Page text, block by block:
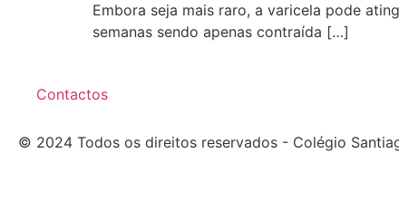
Embora seja mais raro, a varicela pode
semanas sendo apenas contraída […]
Contactos
© 2024 Todos os direitos reservados - Colégio